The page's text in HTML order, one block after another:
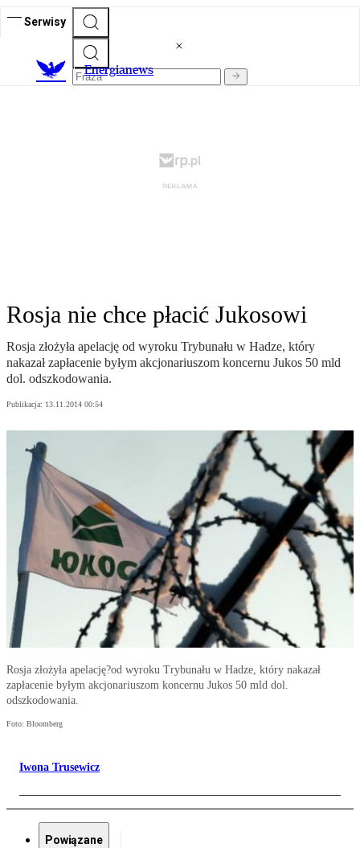
Serwisy
Energianews
Rosja nie chce płacić Jukosowi
Rosja złożyła apelację od wyroku Trybunału w Hadze, który
nakazał zapłacenie byłym akcjonariuszom koncernu Jukos 50 mld
dol. odszkodowania.
Publikacja: 13.11.2014 00:54
Rosja złożyła apelację?od wyroku Trybunału w Hadze, który nakazał
zapłacenie byłym akcjonariuszom koncernu Jukos 50 mld dol.
odszkodowania.
Foto: Bloomberg
Iwona Trusewicz
Powiązane